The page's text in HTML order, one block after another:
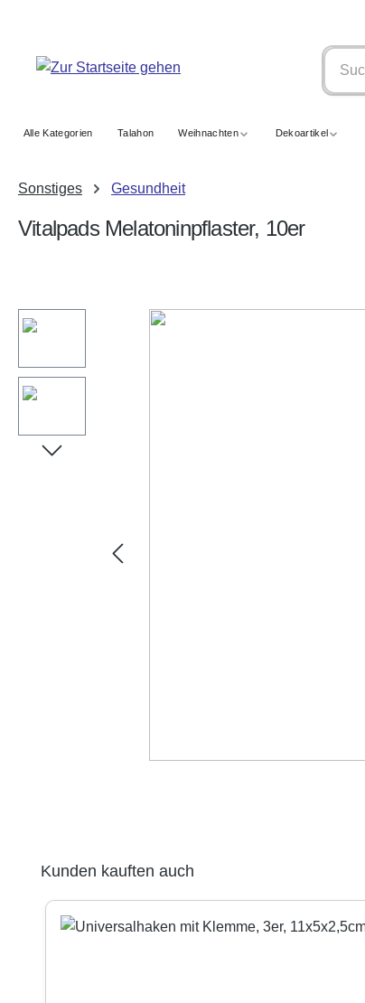
Alle Kategorien Talahon Weihnachten Dekoartikel
Sonstiges Gesundheit
Vitalpads Melatoninpflaster, 10er
Bildergalerie überspringen
Produktgalerie überspringen
Kunden kauften auch